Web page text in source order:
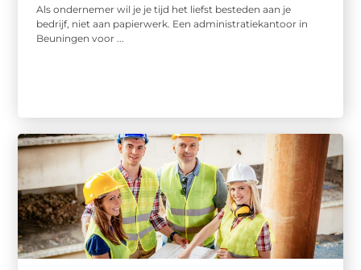
Als ondernemer wil je je tijd het liefst besteden aan je
bedrijf, niet aan papierwerk. Een administratiekantoor in
Beuningen voor ...